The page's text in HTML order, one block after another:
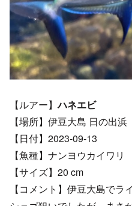
【ルアー】ハネエビ
【場所】伊豆大島 日の出浜
【日付】2023-09-13
【魚種】ナンヨウカイワリ
【サイズ】20 cm
【コメント】伊豆大島でラ